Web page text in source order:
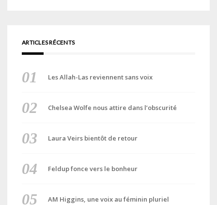
ARTICLES RÉCENTS
Les Allah-Las reviennent sans voix
Chelsea Wolfe nous attire dans l’obscurité
Laura Veirs bientôt de retour
Feldup fonce vers le bonheur
AM Higgins, une voix au féminin pluriel